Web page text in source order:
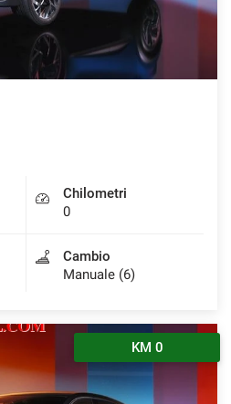
Chilometri
0
Cambio
Manuale (6)
KM 0